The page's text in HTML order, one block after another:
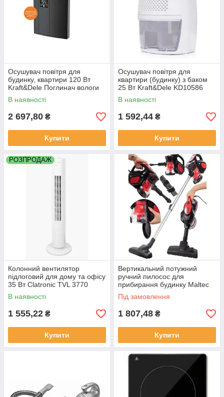
Осушувач повітря для
будинку, квартири 120 Вт
Kraft&Dele Поглинач вологи
для приміщень
(Волозбиральник)
В наявності
2 697,80 ₴
Купити
Осушувач повітря для
квартири (будинку) з баком
25 Вт Kraft&Dele KD10586
Поглинач вологи для
приміщень
В наявності
1 592,44 ₴
Купити
РОЗПРОДАЖ
Колонний вентилятор
підлоговий для дому та офісу
35 Вт Clatronic TVL 3770
В наявності
1 555,22 ₴
Купити
Вертикальний потужний
ручний пилосос для
прибирання будинку Maltec
Vertical Turbo Cyclone Ручні
вертикальні пилососи
Під замовлення
1 807,48 ₴
Купити